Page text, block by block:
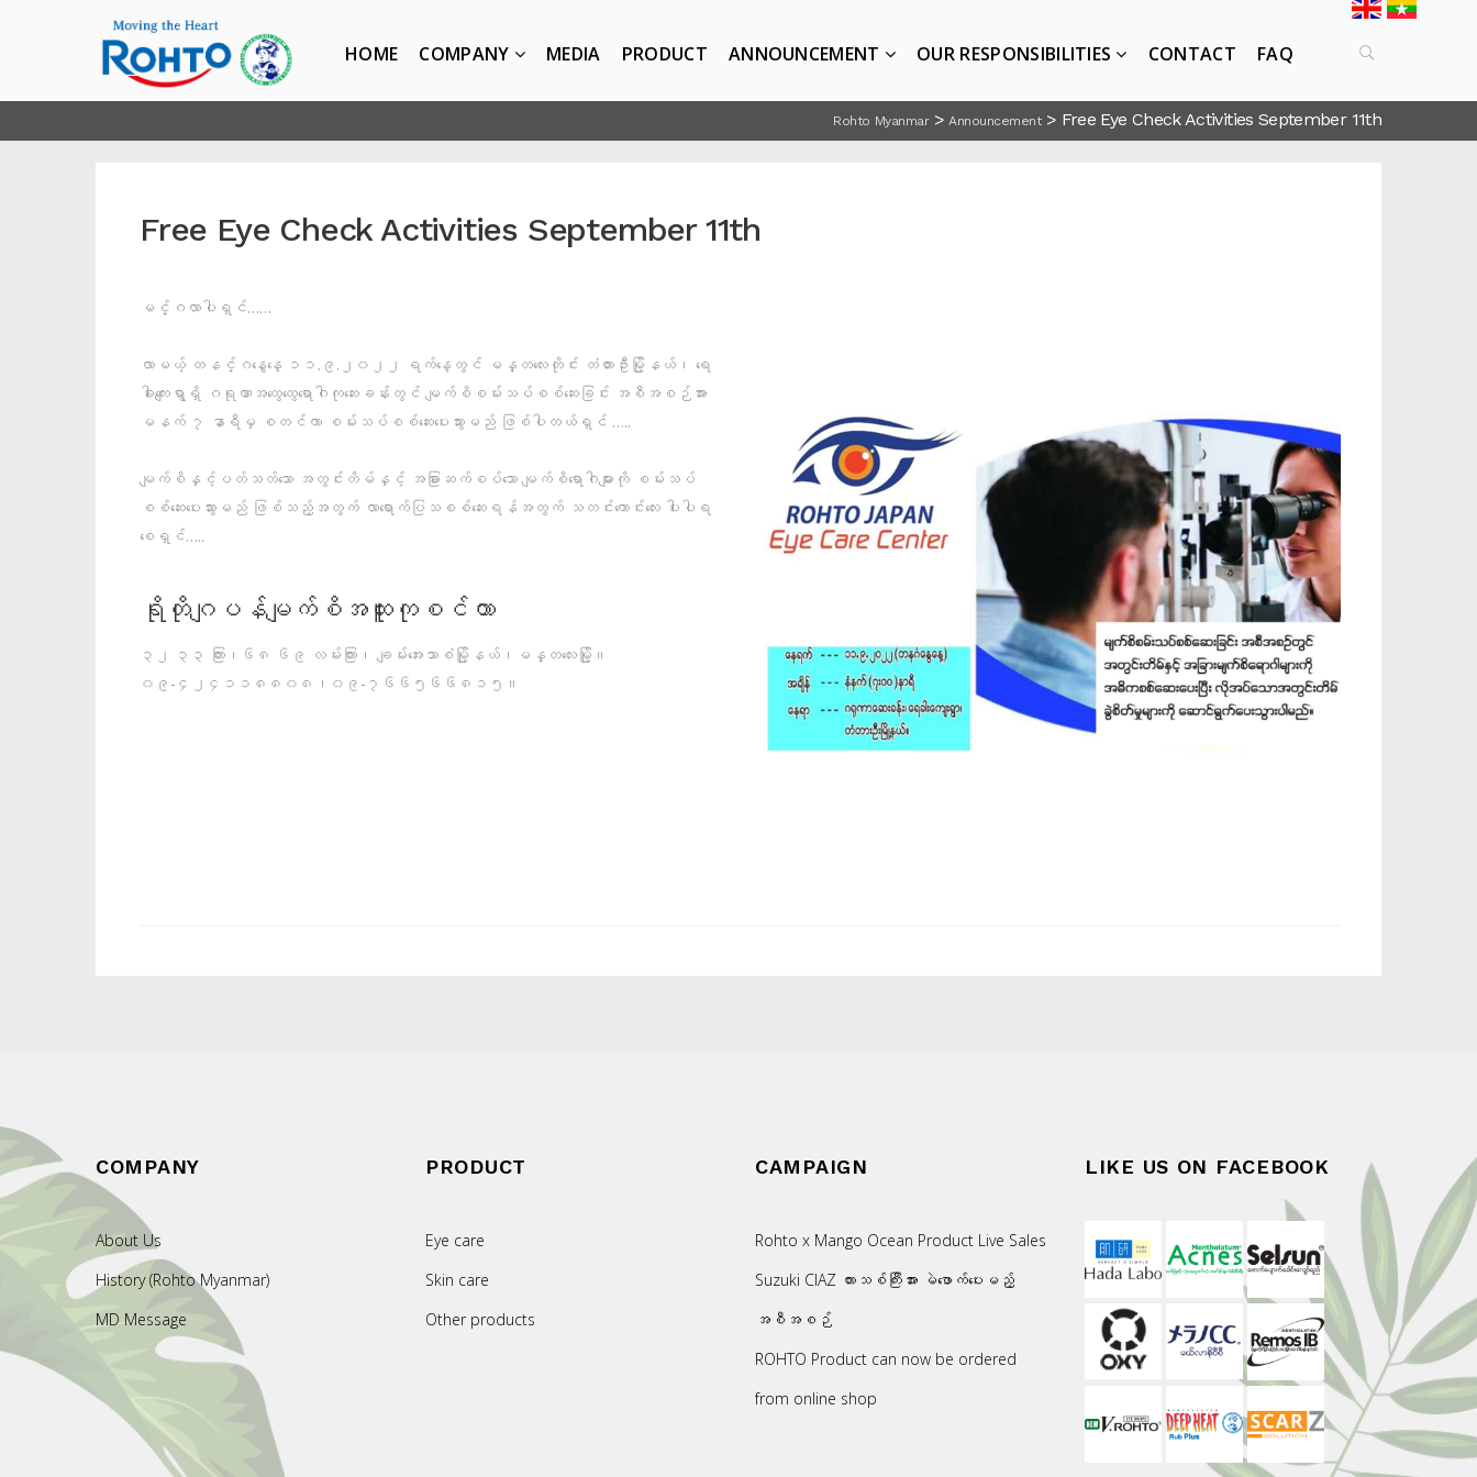
HOME COMPANY MEDIA PRODUCT ANNOUNCEMENT OUR RESPONSIBILITIES CONTACT FAQ
Rohto Myanmar>Announcement> Free Eye Check Activities September 11th
Free Eye Check Activities September 11th
မင်္ဂလာပါရှင်……
လာမယ့် တနင်္ဂနွေနေ့ ၁၁.၉.၂၀၂၂ ရက်နေ့တွင် မန္တလေးတိုင်း တံတားဦးမြို့နယ်၊ ရေ
ခါးကျေးရွာရှိ ဂရုဏာအထွေထွေရောဂါကုဆေးခန်းတွင် မျက်စိစမ်းသပ်စစ်ဆေးခြင်း အစီအစဉ်အား
မနက် ၇ နာရီမှ စတင်ကာ စမ်းသပ်စစ်ဆေးပေးသွားမည် ဖြစ်ပါတယ်ရှင် …..
မျက်စိနှင့်ပတ်သတ်သော အတွင်းတိမ်နှင့် အခြားဆက်စပ်သော မျက်စိရောဂါများကို စမ်းသပ်
စစ်ဆေးပေးသွားမည် ဖြစ်သည့်အတွက် လာရောက်ပြသစစ်ဆေးရန်အတွက် သတင်းကောင်းလေး ပါးပါရ
စေရှင်…..
ရိုတိုဂျပန်မျက်စိအထူးကုစင်တာ
၃၂ ၃၃ ကြား၊၆၈ ၆၉ လမ်းကြား၊ ချမ်းအေးသာစံမြို့နယ်၊မန္တလေးမြို့။
၀၉-၄၂၄၁၁၈၈၀၈၊၀၉-၇၆၆၅၆၆၈၁၅။
COMPANY
About Us
History (Rohto Myanmar)
MD Message
PRODUCT
Eye care
Skin care
Other products
CAMPAIGN
Rohto x Mango Ocean Product Live Sales
Suzuki CIAZ ကားသစ်ကြီးအား မဲဖောက်ပေးမည့်
အစီအစဉ်
ROHTO Product can now be ordered
from online shop
LIKE US ON FACEBOOK